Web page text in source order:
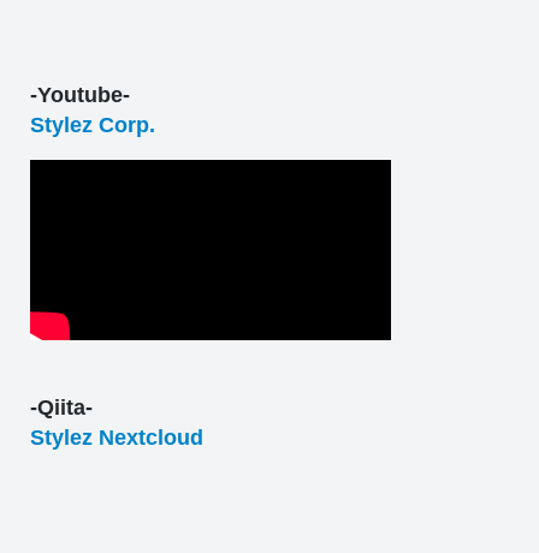
-Youtube-
Stylez Corp.
-Qiita-
Stylez Nextcloud